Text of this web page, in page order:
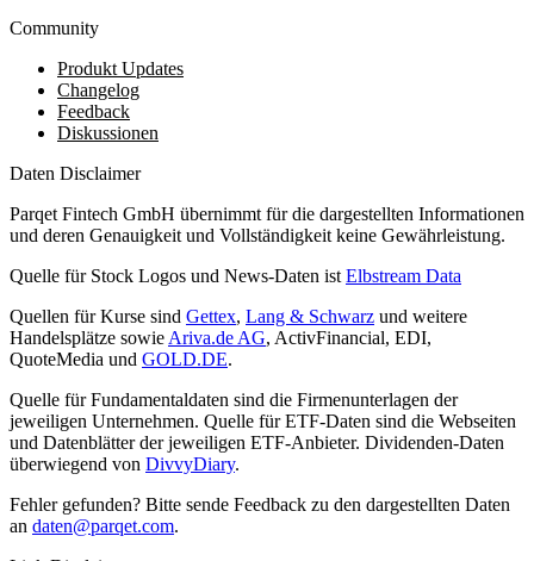
Community
Produkt Updates
Changelog
Feedback
Diskussionen
Daten Disclaimer
Parqet Fintech GmbH übernimmt für die dargestellten Informationen
und deren Genauigkeit und Vollständigkeit keine Gewährleistung.
Quelle für Stock Logos und News-Daten ist Elbstream Data
Quellen für Kurse sind Gettex, Lang & Schwarz und weitere
Handelsplätze sowie Ariva.de AG, ActivFinancial, EDI,
QuoteMedia und GOLD.DE.
Quelle für Fundamentaldaten sind die Firmenunterlagen der
jeweiligen Unternehmen. Quelle für ETF-Daten sind die Webseiten
und Datenblätter der jeweiligen ETF-Anbieter. Dividenden-Daten
überwiegend von DivvyDiary.
Fehler gefunden? Bitte sende Feedback zu den dargestellten Daten
an daten@parqet.com.